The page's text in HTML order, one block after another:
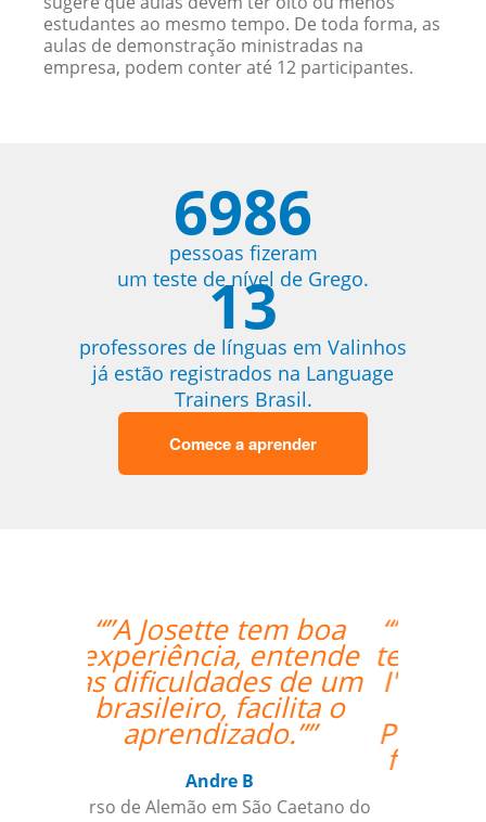
estudantes ao mesmo tempo. De toda forma, as
aulas de demonstração ministradas na
empresa, podem conter até 12 participantes.
6986
pessoas fizeram
um teste de nível de Grego.
13
professores de línguas em Valinhos
já estão registrados na Language
Trainers Brasil.
Comece a aprender
“”I really enjoyed Ana's
teaching style and I feel
I've really grown in my
confidence with
Portuguese.I'm looking
forward to continuing
my lessons.””